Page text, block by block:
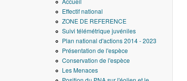
Effectif national
ZONE DE REFERENCE
Suivi télémétrique juvéniles
Plan national d'actions 2014 - 2023
Présentation de l'espèce
Conservation de l'espèce
Les Menaces